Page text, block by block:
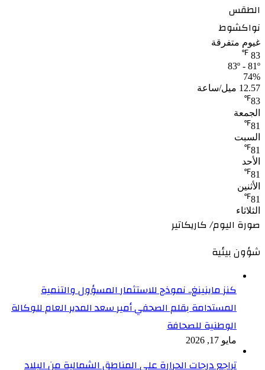
الطقس
نواكشوط
غيوم متفرقة
83
℉
83º - 81º
74%
12.57 ميل/ساعة
83
℉
الجمعة
81
℉
السبت
81
℉
الأحد
81
℉
الأثنين
81
℉
الثلاثاء
صورة اليوم/ كاريكاتير
شؤون بيئية
كنز ماينينغ.. نموذج للاستثمار المسؤول والتنمية
المستدامة بقلم الصحفي أمير سعد المدير العام للوكالة
الوطنية للصحافة
مايو 17, 2026
تراجع درجات الحرارة على المناطق الشمالية من البلاد